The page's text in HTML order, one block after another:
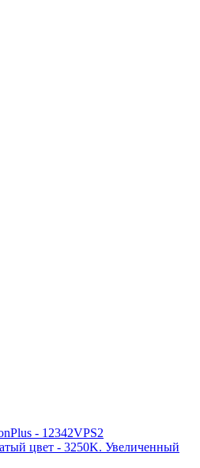
- 12342VPS2
цвет - 3250K. Увеличенный